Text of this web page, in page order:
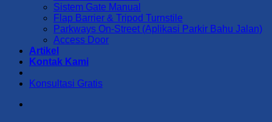
Sistem Gate Manual
Flap Barrier & Tripod Turnstile
Parkways On-Street (Aplikasi Parkir Bahu Jalan)
Access Door
Artikel
Kontak Kami
Konsultasi Gratis